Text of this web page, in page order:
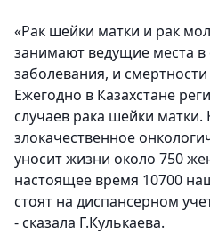
«Рак шейки матки и рак
занимают ведущие места в
заболевания, и
Ежегодно в Казахстане
случаев рака шейки матки.
злокачественное
уносит жизни около 750
настоящее время 10700
стоят на диспансерном
- сказала Г.Кулькаева.